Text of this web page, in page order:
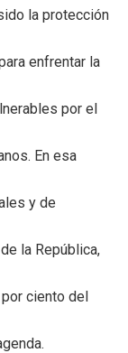
la protección
enfrentar la
por el
En esa
y de
la República,
ciento del